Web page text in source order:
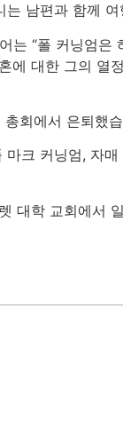
남편과 함께
“폴 커닝엄은
대한 그의
회에서 은퇴했
크 커닝엄, 자
대학 교회에서